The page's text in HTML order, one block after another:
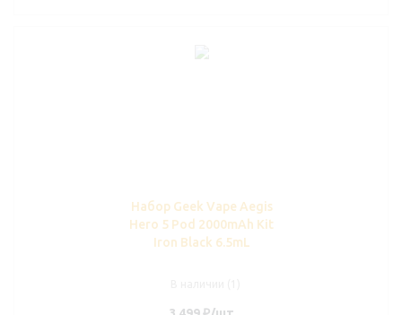
Набор Geek Vape Aegis
Hero 5 Pod 2000mAh Kit
Iron Black 6.5mL